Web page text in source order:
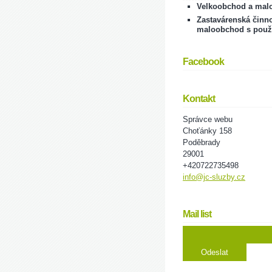
Velkoobchod a
Zastavárenská
maloobchod s
Facebook
Kontakt
Správce webu
Choťánky 158
Poděbrady
29001
+420722735498
info@jc-sluzby.cz
Mail list